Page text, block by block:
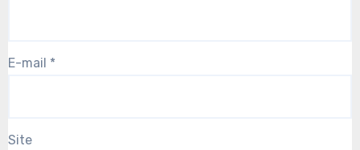
E-mail *
Site